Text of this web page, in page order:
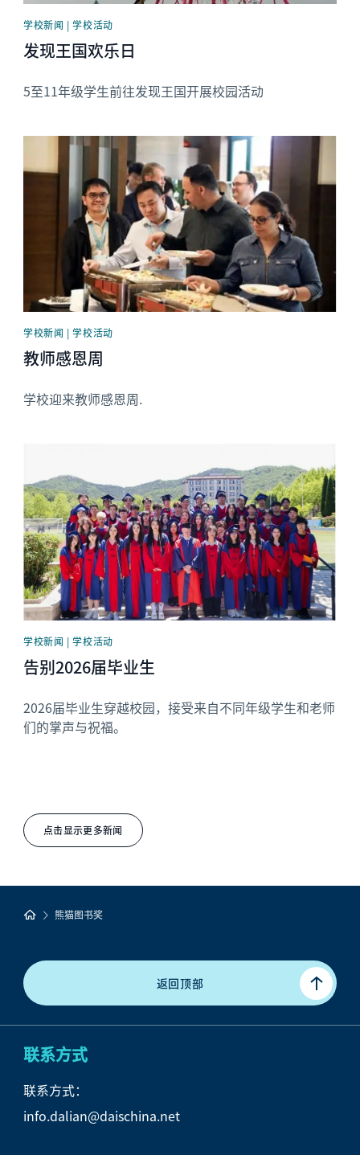
点击显示更多新闻
学校新闻 | 学校活动
发现王国欢乐日
5至11年级学生前往发现王国开展校园活动
News image
学校新闻 | 学校活动
教师感恩周
学校迎来教师感恩周.
学校新闻 | 学校活动
告别2026届毕业生
2026届毕业生穿越校园，接受来自不同年级学生和老师
们的掌声与祝福。
熊猫图书奖
返回顶部
联系方式
联系方式：
info.dalian@daischina.net